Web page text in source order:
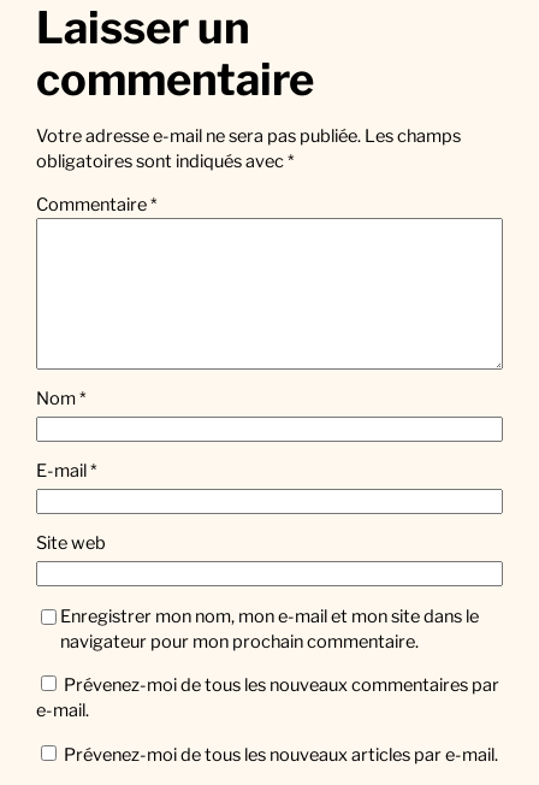
Laisser un
commentaire
Votre adresse e-mail ne sera pas publiée. Les champs
obligatoires sont indiqués avec*
Commentaire*
Nom*
E-mail*
Site web
Enregistrer mon nom, mon e-mail et mon site dans le
navigateur pour mon prochain commentaire.
Prévenez-moi de tous les nouveaux commentaires par
e-mail.
Prévenez-moi de tous les nouveaux articles par e-mail.